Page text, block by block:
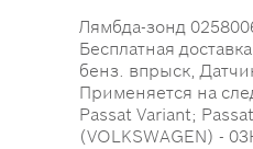
Лямбда-зонд
Бесплатная
бенз. впрыск,
Применяется на
Passat Variant;
(VOLKSWAGEN) -